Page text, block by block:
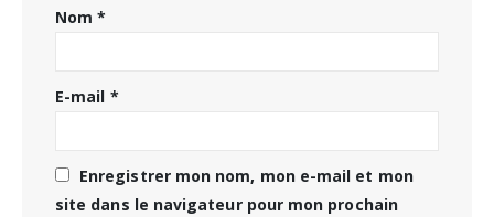
Nom*
E-mail *
Enregistrer mon nom, mon e-mail et mon
site dans le navigateur pour mon prochain